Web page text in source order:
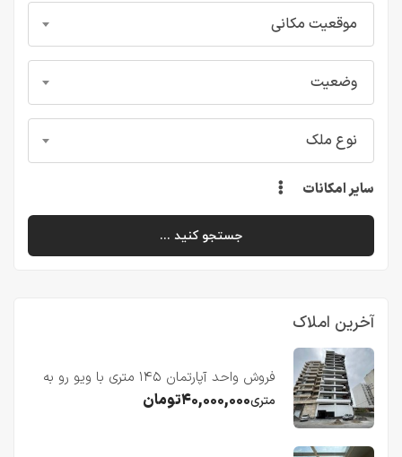
موقعیت مکانی
وضعیت
نوع ملک
سایر امکانات
جستجو کنید ...
آخرین املاک
فروش واحد آپارتمان ۱۴۵ متری با ویو رو به
دریا در فریدونکنار
متری۴۰,۰۰۰,۰۰۰تومان